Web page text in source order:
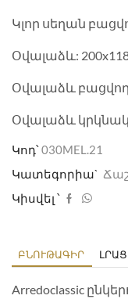
Կլոր սեղան
Օվալաձև:
Օվալաձև բացվող
Օվալաձև
Կոդ՝030MEL.21
Կատեգորիա`
Կիսվել ՝
ԲՆՈՒԹԱԳԻՐ
Arredoclassic